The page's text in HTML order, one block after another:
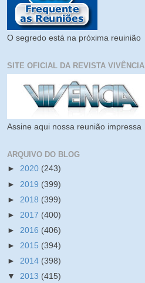
O segredo está na próxima reuinião
SITE OFICIAL DA REVISTA VIVÊNCIA
Assine aqui nossa reunião impressa
ARQUIVO DO BLOG
► 2020 (243)
► 2019 (399)
► 2018 (399)
► 2017 (400)
► 2016 (406)
► 2015 (394)
► 2014 (398)
▼ 2013 (415)